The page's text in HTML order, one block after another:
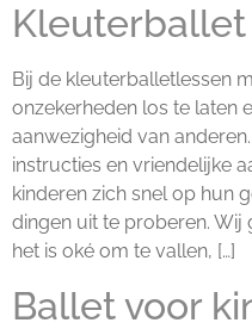
Kleuterballet
Bij de kleuterballetlessen
onzekerheden los te laten
aanwezigheid van
instructies en vriendelijke
kinderen zich snel op hun
dingen uit te proberen.
het is oké om te vallen, […]
Ballet voor